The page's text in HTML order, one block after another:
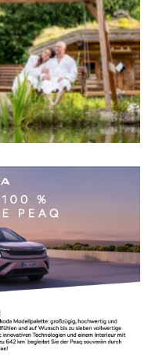
Ver­gleich unver­än­
Leis­tungs-Ver­hält­
Resorts mit umfang­rei­
güns­ti­ger als ver­
spe­zi­ell kal­ku­lier­te
emp­fiehlt sich die
Wer auf aktu­el­le
ande­rer
und fin­det exakt
der eige­nen Rei­se­
zum